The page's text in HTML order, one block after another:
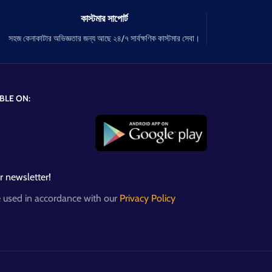
কাস্টমার সাপোর্ট
সহজ কেনাকাটার অভিজ্ঞতার জন্য আছে ২৪/৭ সার্বক্ষণিক কাস্টমার সেবা।
ON:
newsletter!
in accordance with our Privacy Policy